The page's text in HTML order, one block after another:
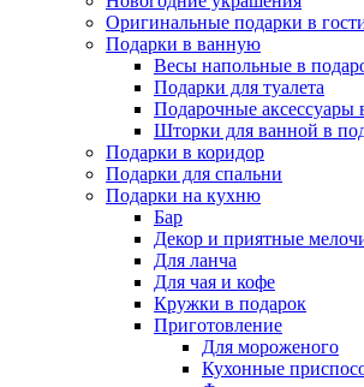
Оригинальные подарки в
Подарки в ванную
Весы напольные в
Подарки для туалета
Подарочные аксессуары
Шторки для ванной в
Подарки в коридор
Подарки для спальни
Подарки на кухню
Бар
Декор и приятные
Для ланча
Для чая и кофе
Кружки в подарок
Приготовление
Для мороженого
Кухонные